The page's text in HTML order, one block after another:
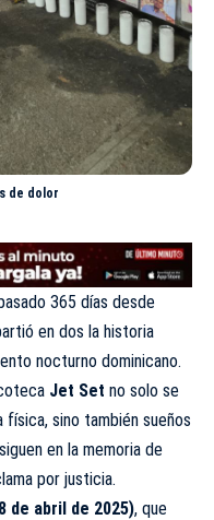
de dolor
365 días desde
en dos la historia
nocturno dominicano.
Jet Set no solo se
sino también sueños
en la memoria de
por justicia.
de abril de 2025), que